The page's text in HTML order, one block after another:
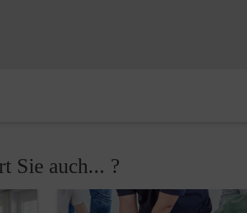
Sie auch... ?